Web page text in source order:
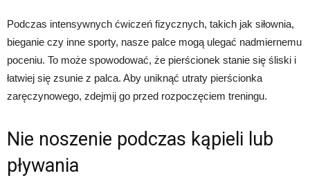
Podczas intensywnych ćwiczeń fizycznych, takich jak siłownia,
bieganie czy inne sporty, nasze palce mogą ulegać nadmiernemu
poceniu. To może spowodować, że pierścionek stanie się śliski i
łatwiej się zsunie z palca. Aby uniknąć utraty pierścionka
zaręczynowego, zdejmij go przed rozpoczęciem treningu.
Nie noszenie podczas kąpieli lub
pływania